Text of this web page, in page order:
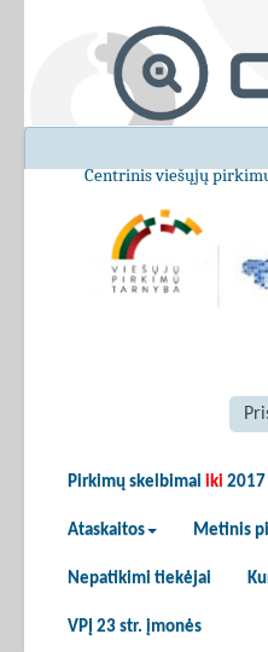
Centrinis viešųjų
Pirkimų skelbimai iki 2017
Ataskaitos Metinis
Nepatikimi tiekėjai
VPĮ 23 str. įmonės